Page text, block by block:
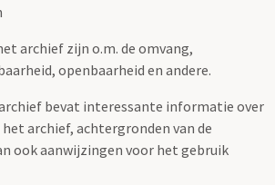
archief zijn o.m. de omvang,
openbaarheid en andere.
bevat interessante informatie over
het archief, achtergronden van de
ook aanwijzingen voor het gebruik